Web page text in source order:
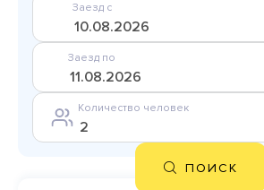
Заезд с
Заезд по
Количество человек
ПОИСК